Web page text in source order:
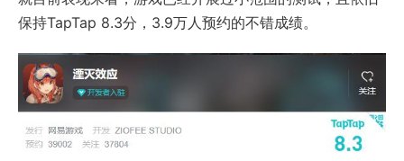
保持TapTap 8.3分，3.9万人预约的不错成绩。